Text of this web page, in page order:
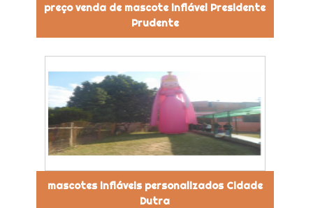
preço venda de mascote inflável Presidente
Prudente
mascotes infláveis personalizados Cidade
Dutra